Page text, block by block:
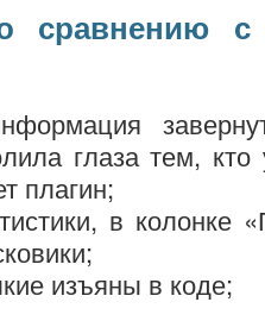
сравнению с
глаза тем,
плагин;
в колонке
изъяны в коде;